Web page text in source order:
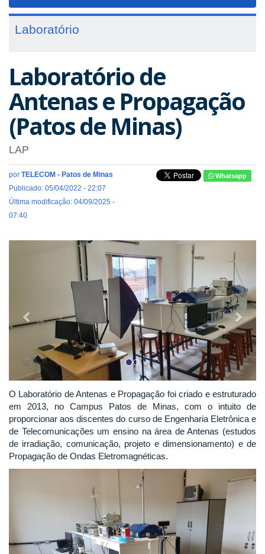
Laboratório
Laboratório de
Antenas e Propagação
(Patos de Minas)
LAP
por TELECOM - Patos de Minas
Publicado: 05/04/2022 - 22:07
Última modificação: 04/09/2025 -
07:40
Whatsapp
O Laboratório de Antenas e Propagação foi criado e estruturado
em 2013, no Campus Patos de Minas, com o intuito de
proporcionar aos discentes do curso de Engenharia Eletrônica e
de Telecomunicações um ensino na área de Antenas (estudos
de irradiação, comunicação, projeto e dimensionamento) e de
Propagação de Ondas Eletromagnéticas.